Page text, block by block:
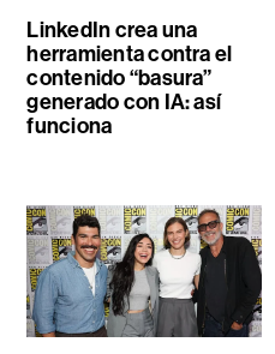
LinkedIn crea una
herramienta contra el
contenido “basura”
generado con IA: así
funciona